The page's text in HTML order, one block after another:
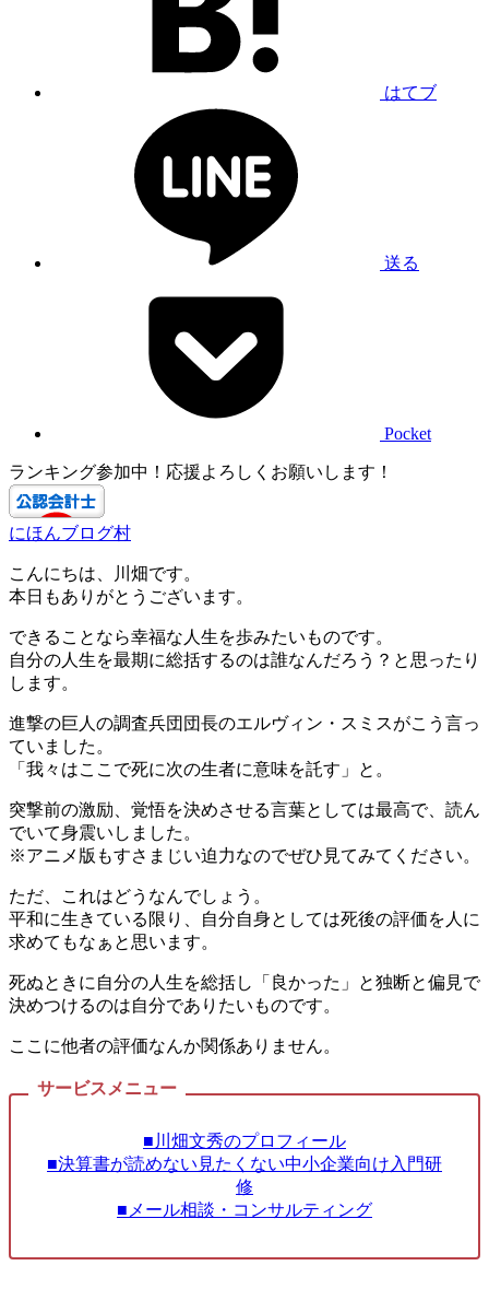
はてブ
送る
Pocket
ランキング参加中！応援よろしくお願いします！
にほんブログ村
こんにちは、川畑です。
本日もありがとうございます。
できることなら幸福な人生を歩みたいものです。
自分の人生を最期に総括するのは誰なんだろう？と思ったり
します。
進撃の巨人の調査兵団団長のエルヴィン・スミスがこう言っ
ていました。
「我々はここで死に次の生者に意味を託す」と。
突撃前の激励、覚悟を決めさせる言葉としては最高で、読ん
でいて身震いしました。
※アニメ版もすさまじい迫力なのでぜひ見てみてください。
ただ、これはどうなんでしょう。
平和に生きている限り、自分自身としては死後の評価を人に
求めてもなぁと思います。
死ぬときに自分の人生を総括し「良かった」と独断と偏見で
決めつけるのは自分でありたいものです。
ここに他者の評価なんか関係ありません。
■川畑文秀のプロフィール
■決算書が読めない見たくない中小企業向け入門研
修
■メール相談・コンサルティング